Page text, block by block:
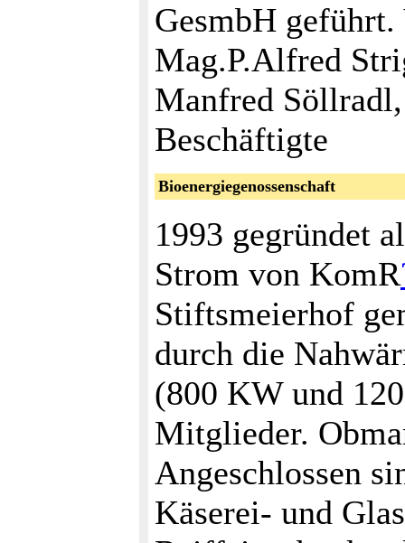
GesmbH
Mag.P.Alfred
Manfred
Beschäftigte
Bioenergiegenossenschaft
1993 gegründet
Strom von KomR
Stiftsmeierhof
durch die
(800 KW und
Mitglieder.
Angeschlossen
Käserei- und